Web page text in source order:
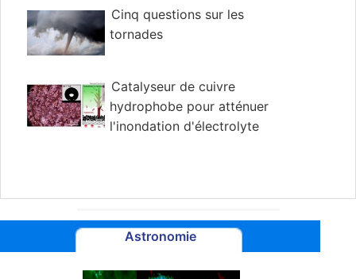
Cinq questions sur les
tornades
Catalyseur de cuivre
hydrophobe pour atténuer
l'inondation d'électrolyte
Astronomie